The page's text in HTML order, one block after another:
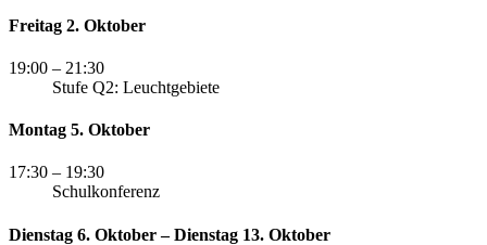
Freitag 2. Oktober
19:00 – 21:30
Stufe Q2: Leuchtgebiete
Montag 5. Oktober
17:30 – 19:30
Schulkonferenz
Dienstag 6. Oktober – Dienstag 13. Oktober